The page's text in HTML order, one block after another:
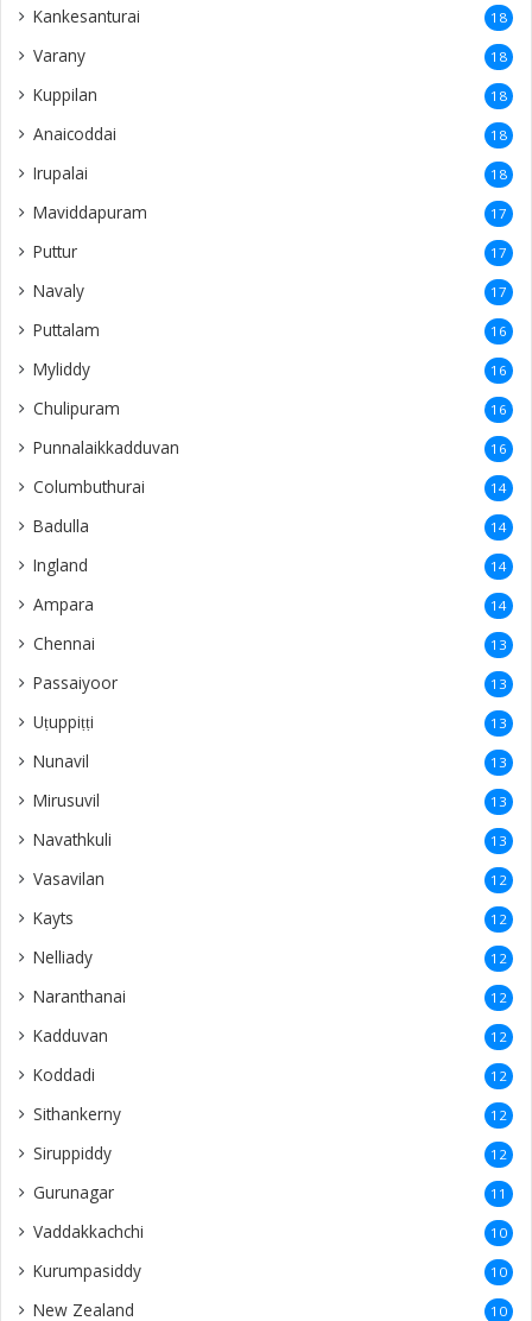
Kankesanturai 18
Varany 18
Kuppilan 18
Anaicoddai 18
Irupalai 18
Maviddapuram 17
Puttur 17
Navaly 17
Puttalam 16
Myliddy 16
Chulipuram 16
Punnalaikkadduvan 16
Columbuthurai 14
Badulla 14
Ingland 14
Ampara 14
Chennai 13
Passaiyoor 13
Uṭuppiṭṭi 13
Nunavil 13
Mirusuvil 13
Navathkuli 13
Vasavilan 12
Kayts 12
Nelliady 12
Naranthanai 12
Kadduvan 12
Koddadi 12
Sithankerny 12
Siruppiddy 12
Gurunagar 11
Vaddakkachchi 10
Kurumpasiddy 10
New Zealand 10